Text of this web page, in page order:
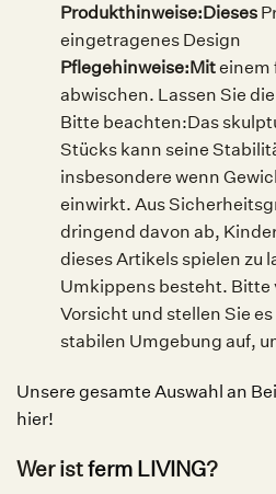
Produkthinweise:Dieses
eingetragenes Design
Pflegehinweise:Miteinem
abwischen. Lassen Sie
Bitte beachten:Das
Stücks kann seine
insbesondere wenn
einwirkt. Aus
dringend davon ab,
dieses Artikels spielen zu
Umkippens besteht. Bitte
Vorsicht und stellen Sie
stabilen Umgebung auf,
Unsere gesamte Auswahl an
hier!
Wer istferm LIVING?